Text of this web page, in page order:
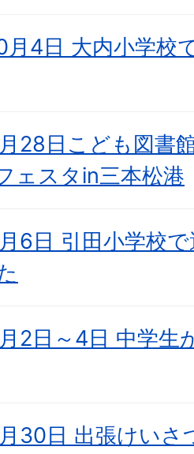
月4日 大内小学校
28日こども図書
ェスタin三本松港
6日 引田小学校
2日～4日 中学生
30日 出張けいさ